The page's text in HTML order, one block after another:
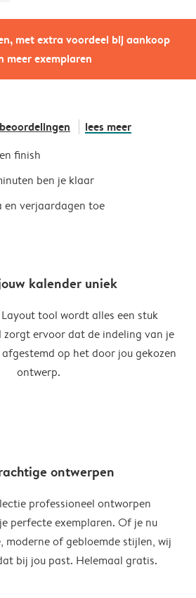
met extra voordeel bij aankoop
meer exemplaren
lees meer
finish
ben je klaar
en verjaardagen toe
kalender uniek
tool wordt alles een stuk
zorgt ervoor dat de indeling van je
op het door jou gekozen
ontwerp.
ontwerpen
professioneel ontworpen
perfecte exemplaren. Of je nu
moderne of gebloemde stijlen, wij
bij jou past. Helemaal gratis.